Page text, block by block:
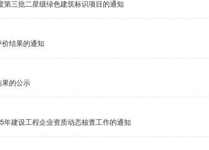
三批二星级绿色建筑标识项目的通知
结果的通知
的公示
建设工程企业资质动态核查工作的通知